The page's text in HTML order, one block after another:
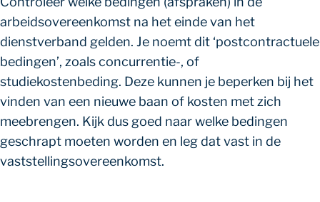
arbeidsovereenkomst na het einde van het
dienstverband gelden. Je noemt dit ‘postcontractuele
bedingen’, zoals concurrentie-, of
studiekostenbeding. Deze kunnen je beperken bij het
vinden van een nieuwe baan of kosten met zich
meebrengen. Kijk dus goed naar welke bedingen
geschrapt moeten worden en leg dat vast in de
vaststellingsovereenkomst.